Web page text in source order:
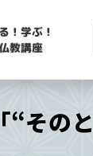
！学ぶ！
教講座
“その